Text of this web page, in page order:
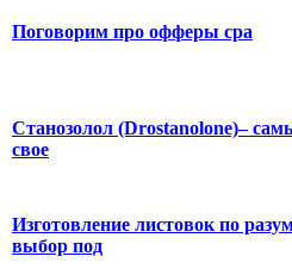
Поговорим про офферы cpa
Станозолол (Drostanolone)–
свое
Изготовление листовок по
выбор под